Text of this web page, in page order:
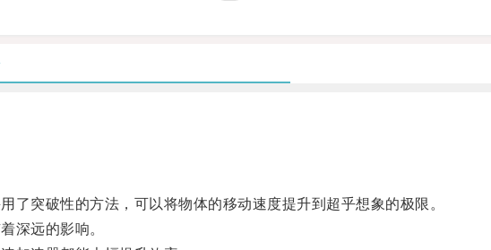
突破性的方法，可以将物体的移动速度提升到超乎想象的极限。
深远的影响。